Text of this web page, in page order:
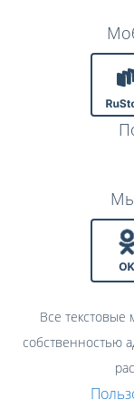
Все текстовые
собственностью